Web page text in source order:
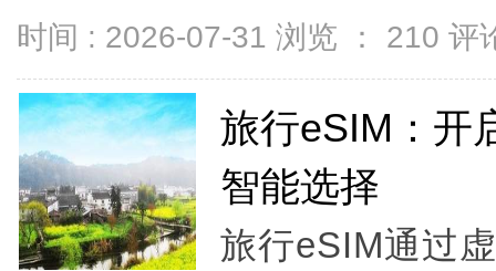
时间 : 2026-07-31 浏览 ： 210 评
旅行eSIM：开
智能选择
旅行eSIM通过